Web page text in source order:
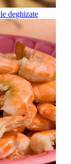
deghizate